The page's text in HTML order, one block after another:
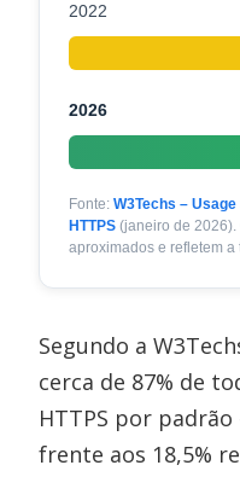
2022
2026
Fonte:W3Techs –
HTTPS (janeiro de 2026).
aproximados e refletem
Segundo a
cerca de 87% de
HTTPS por
frente aos 18,5%